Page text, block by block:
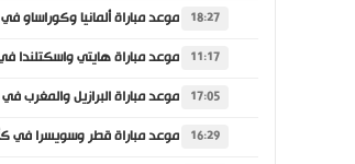
18:27
11:17
17:05
16:29